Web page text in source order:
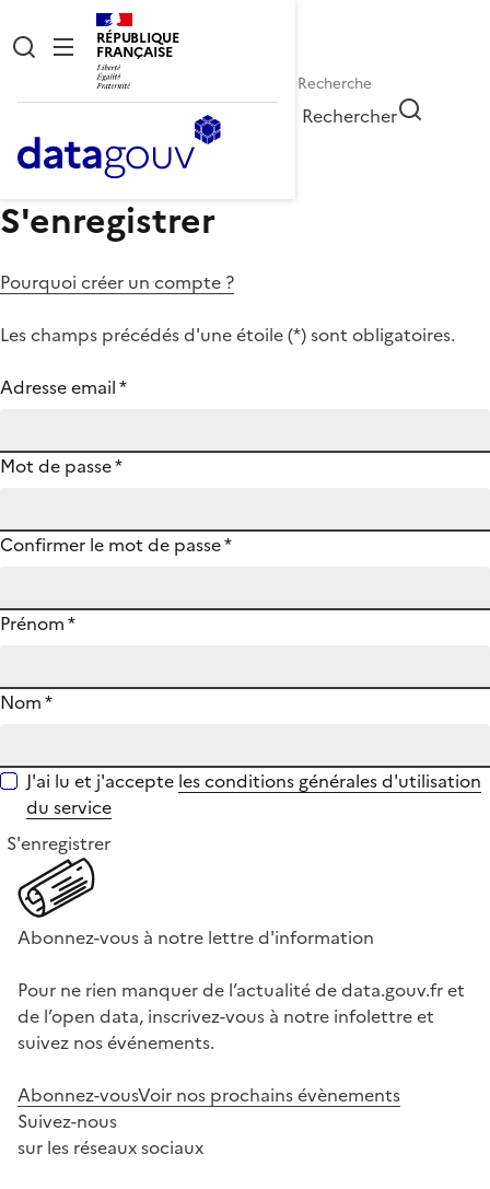
RÉPUBLIQUE
FRANÇAISE
Rechercher
S'enregistrer
Pourquoi créer un compte ?
Les champs précédés d'une étoile (*) sont obligatoires.
Adresse email*
Mot de passe*
Confirmer le mot de passe*
Prénom*
Nom*
J'ai lu et j'accepte les conditions générales d'utilisation
du service
S'enregistrer
Abonnez-vous à notre lettre d'information
Pour ne rien manquer de l’actualité de data.gouv.fr et
de l’open data, inscrivez-vous à notre infolettre et
suivez nos événements.
Abonnez-vousVoir nos prochains évènements
Suivez-nous
sur les réseaux sociaux